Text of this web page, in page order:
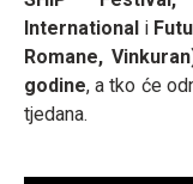
International i
Romane,
godine, a tko će
tjedana.